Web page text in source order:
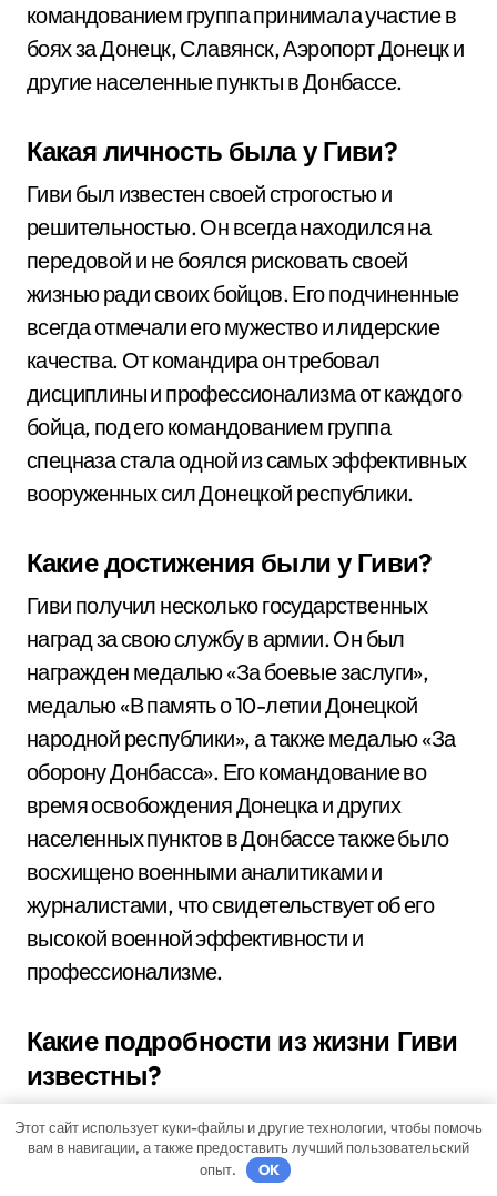
командованием группа принимала участие в
боях за Донецк, Славянск, Аэропорт Донецк и
другие населенные пункты в Донбассе.
Какая личность была у Гиви?
Гиви был известен своей строгостью и
решительностью. Он всегда находился на
передовой и не боялся рисковать своей
жизнью ради своих бойцов. Его подчиненные
всегда отмечали его мужество и лидерские
качества. От командира он требовал
дисциплины и профессионализма от каждого
бойца, под его командованием группа
спецназа стала одной из самых эффективных
вооруженных сил Донецкой республики.
Какие достижения были у Гиви?
Гиви получил несколько государственных
наград за свою службу в армии. Он был
награжден медалью «За боевые заслуги»,
медалью «В память о 10-летии Донецкой
народной республики», а также медалью «За
оборону Донбасса». Его командование во
время освобождения Донецка и других
населенных пунктов в Донбассе также было
восхищено военными аналитиками и
журналистами, что свидетельствует об его
высокой военной эффективности и
профессионализме.
Какие подробности из жизни Гиви
известны?
Михаил Толстых, более известный под
позывным Гиви, родился 9 января 1980 года в
Ясиноватой, восточная Украина. В молодости
Этот сайт использует куки-файлы и другие технологии, чтобы помочь
вам в навигации, а также предоставить лучший пользовательский
опыт.
OK